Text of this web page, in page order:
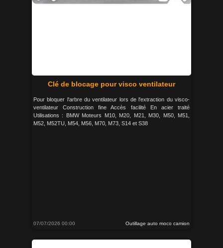
Clé de blocage pour visco ventilateur
Pour bloquer l'arbre du ventilateur lors de l'extraction du visco-
ventilateur Construction fine Accès facilité En acier traité
Utilisations : BMW Moteurs M10, M20, M21, M30, M50, M51,
M52, M52TU, M54, M56, M70, M73, S14 et S38
07/07/2026 00:00 Outillage auto moco camion